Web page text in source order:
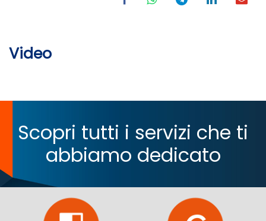
Video
Scopri tutti i servizi che ti
abbiamo dedicato